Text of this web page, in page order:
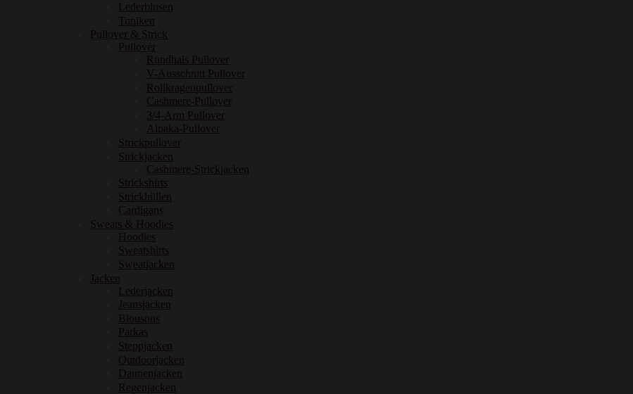
Lederblusen
Tuniken
Pullover & Strick
Pullover
Rundhals Pullover
V-Ausschnitt Pullover
Rollkragenpullover
Cashmere-Pullover
3/4-Arm Pullover
Alpaka-Pullover
Strickpullover
Strickjacken
Cashmere-Strickjacken
Strickshirts
Strickhüllen
Cardigans
Sweats & Hoodies
Hoodies
Sweatshirts
Sweatjacken
Jacken
Lederjacken
Jeansjacken
Blousons
Parkas
Steppjacken
Outdoorjacken
Daunenjacken
Regenjacken